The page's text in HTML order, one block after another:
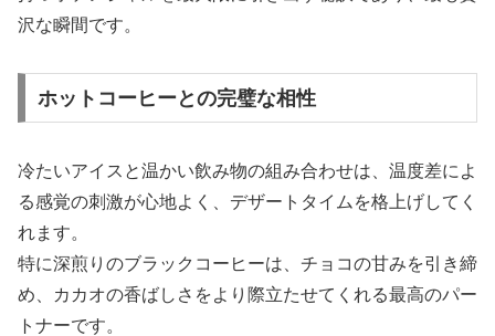
沢な瞬間です。
ホットコーヒーとの完璧な相性
冷たいアイスと温かい飲み物の組み合わせは、温度差によ
る感覚の刺激が心地よく、デザートタイムを格上げしてく
れます。
特に深煎りのブラックコーヒーは、チョコの甘みを引き締
め、カカオの香ばしさをより際立たせてくれる最高のパー
トナーです。